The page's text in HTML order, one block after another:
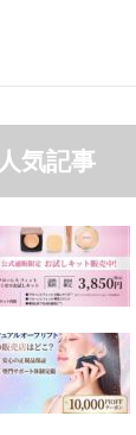
人気記事